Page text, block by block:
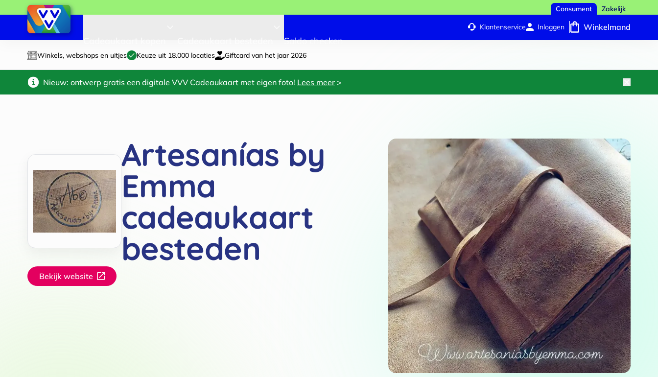
Consument Zakelijk
Saldo checken
Klantenservice Inloggen Winkelmand
Winkels, webshops en uitjes Keuze uit 18.000 locaties Giftcard van het jaar 2026
Nieuw: ontwerp gratis een digitale VVV Cadeaukaart met eigen foto! Lees meer >
Artesanías by
Emma
cadeaukaart
besteden
Bekijk website